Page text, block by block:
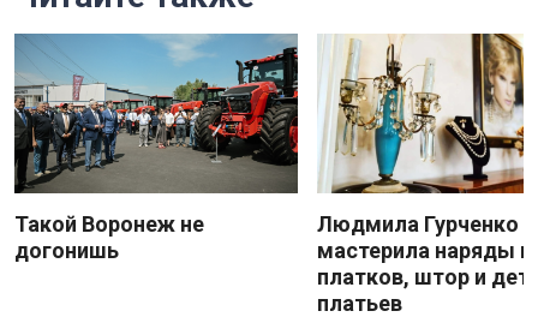
Такой Воронеж не
догонишь
Людмила Гурченко
мастерила наряды
платков, штор и
платьев